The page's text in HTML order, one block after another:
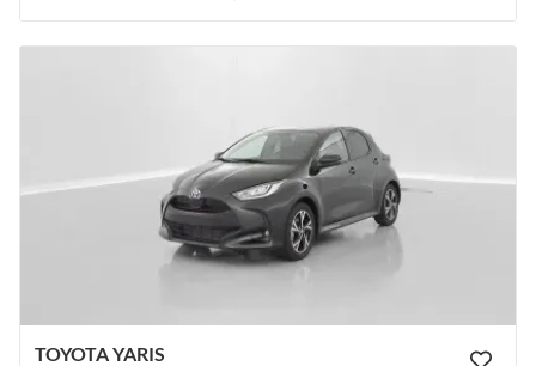
TOYOTA YARIS